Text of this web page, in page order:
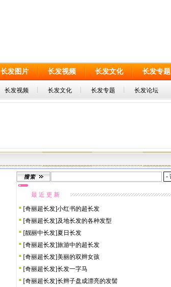
长发图片 长发视频 长发文化 长发专题
长发视频 长发文化 长发专题 长发论坛
最 近 更 新
[奇丽超长发]小红书的超长发
[奇丽超长发]及地长发的各种发型
[靓丽中长发]夏日长发
[奇丽超长发]旅游中的超长发
[奇丽超长发]美丽的双辫女孩
[奇丽超长发]长发一字马
[奇丽超长发]长辫子盘成漂亮的发髻